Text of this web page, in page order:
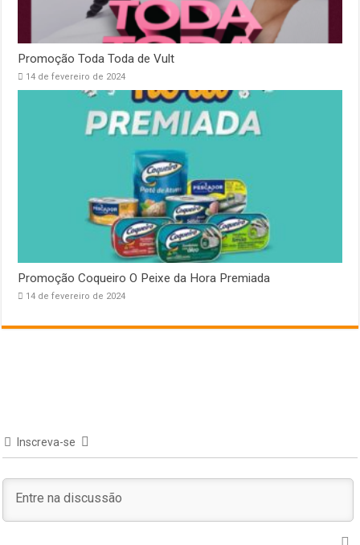
Promoção Toda Toda de Vult
14 de fevereiro de 2024
Promoção Coqueiro O Peixe da Hora Premiada
14 de fevereiro de 2024
Inscreva-se